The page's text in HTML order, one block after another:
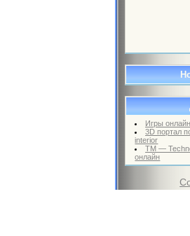
Игры онлайн
3D портал
interior
TM —
онлайн